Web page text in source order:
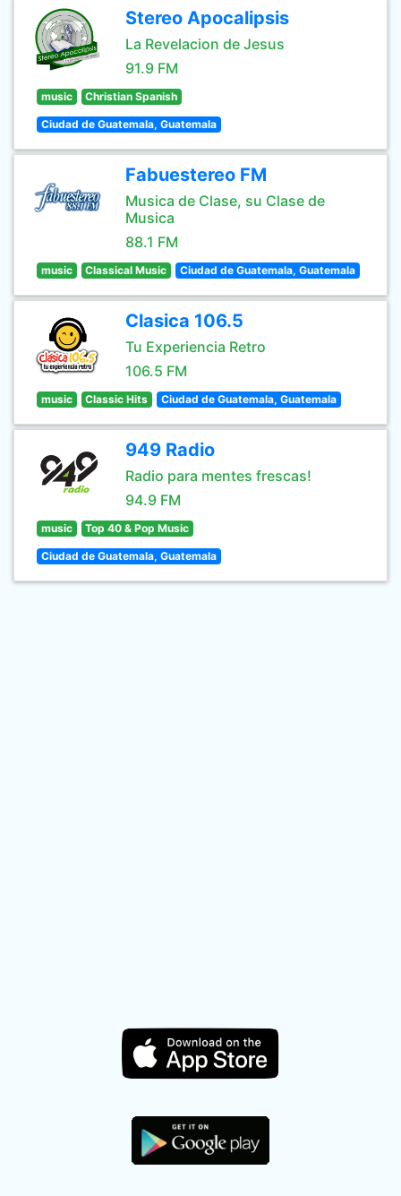
Stereo Apocalipsis
La Revelacion de Jesus
91.9 FM
music Christian Spanish
Ciudad de Guatemala, Guatemala
Fabuestereo FM
Musica de Clase, su Clase de
Musica
88.1 FM
music Classical Music Ciudad de Guatemala, Guatemala
Clasica 106.5
Tu Experiencia Retro
106.5 FM
music Classic Hits Ciudad de Guatemala, Guatemala
949 Radio
Radio para mentes frescas!
94.9 FM
music Top 40 & Pop Music
Ciudad de Guatemala, Guatemala